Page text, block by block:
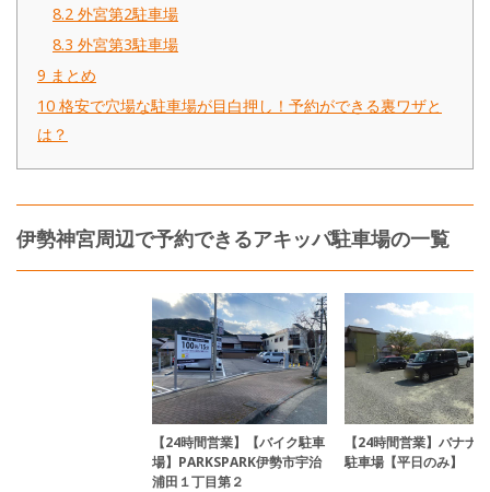
8.2 外宮第2駐車場
8.3 外宮第3駐車場
9 まとめ
10 格安で穴場な駐車場が目白押し！予約ができる裏ワザと
は？
伊勢神宮周辺で予約できるアキッパ駐車場の一覧
【24時間営業】【バイク駐車
場】PARKSPARK伊勢市宇治
浦田１丁目第２
【24時間営業】バナナ
駐車場【平日のみ】